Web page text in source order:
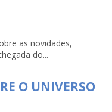
as novidades,
do...
O UNIVERSO